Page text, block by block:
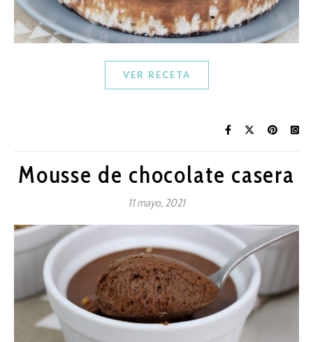
VER RECETA
Mousse de chocolate casera
11 mayo, 2021